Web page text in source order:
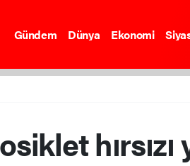
Gündem Dünya Ekonomi